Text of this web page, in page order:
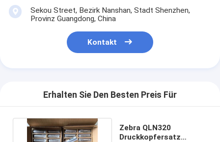
Sekou Street, Bezirk Nanshan, Stadt Shenzhen,
Provinz Guangdong, China
Kontakt
Erhalten Sie Den Besten Preis Für
Zebra QLN320
Druckkopfersatz